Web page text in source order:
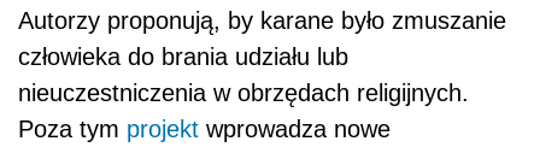
Autorzy proponują, by karane było zmuszanie
człowieka do brania udziału lub
nieuczestniczenia w obrzędach religijnych.
Poza tym projekt wprowadza nowe